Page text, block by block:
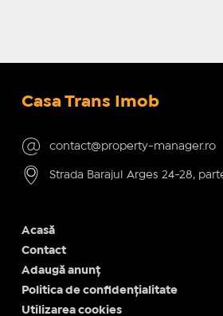
Casa Trans Imob
contact@property-manager.ro
Strada Barajul Arges 24-28,
Acasă
Contact
Adaugă anunț
Politica de confidențialitate
Utilizarea cookies